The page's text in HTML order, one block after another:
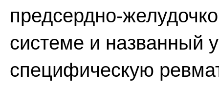
предсердно-
системе и названный
специфическую